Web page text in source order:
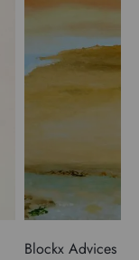
Blockx Advices